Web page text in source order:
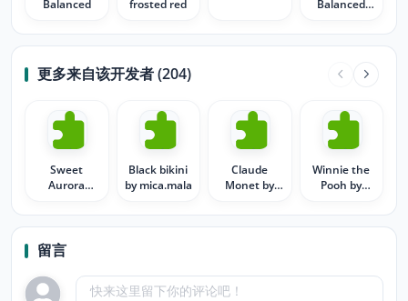
Balanced
frosted red
Balanced
更多来自该开发者 (204)
Sweet
Aurora
Black bikini
by mica.mala
Claude
Monet by
Winnie the
Pooh by
留言